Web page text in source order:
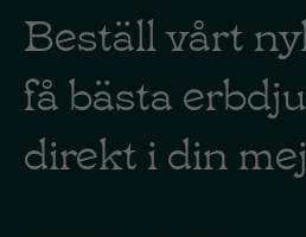
Beställ vårt
få bästa
direkt i din